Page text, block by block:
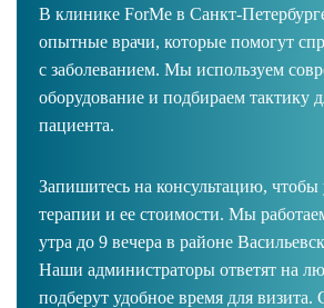
В клинике ForMe в Санкт-
опытные врачи, которые помогут
с заболеванием. Мы используем
оборудование и подбираем тактику
пациента.
Запишитесь на консультацию, чтобы
терапии и ее стоимости. Мы
утра до 9 вечера в районе
Наши администраторы ответят на
подберут удобное время для визита.